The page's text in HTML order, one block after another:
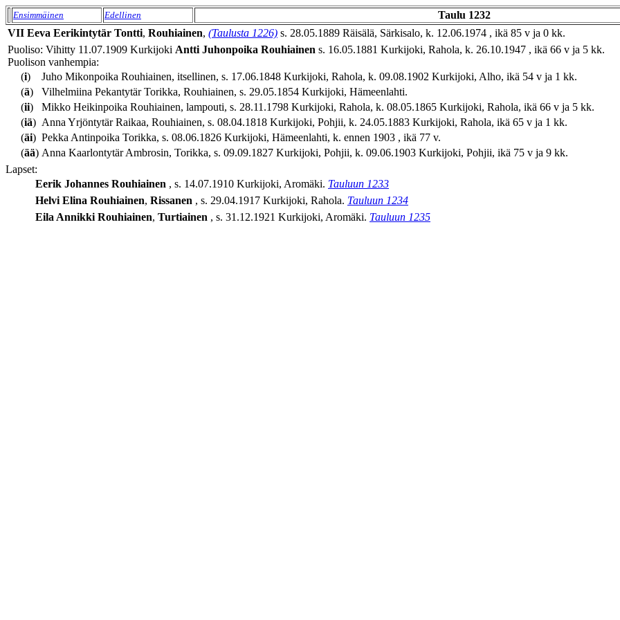
Ensimmäinen Edellinen Taulu 1232
VII Eeva Eerikintytär Tontti, Rouhiainen, (Taulusta 1226) s. 28.05.1889 Räisälä, Särkisalo, k. 12.06.1974 , ikä 85 v ja 0 kk.
Puoliso: Vihitty 11.07.1909 Kurkijoki Antti Juhonpoika Rouhiainen s. 16.05.1881 Kurkijoki, Rahola, k. 26.10.1947 , ikä 66 v ja 5 kk.
Puolison vanhempia:
(i)
Juho Mikonpoika Rouhiainen, itsellinen, s. 17.06.1848 Kurkijoki, Rahola, k. 09.08.1902 Kurkijoki, Alho, ikä 54 v ja 1 kk.
(ä)
Vilhelmiina Pekantytär Torikka, Rouhiainen, s. 29.05.1854 Kurkijoki, Hämeenlahti.
(ii)
Mikko Heikinpoika Rouhiainen, lampouti, s. 28.11.1798 Kurkijoki, Rahola, k. 08.05.1865 Kurkijoki, Rahola, ikä 66 v ja 5 kk.
(iä) Anna Yrjöntytär Raikaa, Rouhiainen, s. 08.04.1818 Kurkijoki, Pohjii, k. 24.05.1883 Kurkijoki, Rahola, ikä 65 v ja 1 kk.
(äi) Pekka Antinpoika Torikka, s. 08.06.1826 Kurkijoki, Hämeenlahti, k. ennen 1903 , ikä 77 v.
(ää) Anna Kaarlontytär Ambrosin, Torikka, s. 09.09.1827 Kurkijoki, Pohjii, k. 09.06.1903 Kurkijoki, Pohjii, ikä 75 v ja 9 kk.
Lapset:
Eerik Johannes Rouhiainen , s. 14.07.1910 Kurkijoki, Aromäki. Tauluun 1233
Helvi Elina Rouhiainen, Rissanen , s. 29.04.1917 Kurkijoki, Rahola. Tauluun 1234
Eila Annikki Rouhiainen, Turtiainen , s. 31.12.1921 Kurkijoki, Aromäki. Tauluun 1235